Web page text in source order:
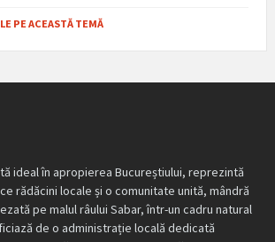
PE ACEASTĂ TEMĂ
ideal în apropierea Bucureștiului, reprezintă
rădăcini locale și o comunitate unită, mândră
pe malul râului Sabar, într-un cadru natural
de o administrație locală dedicată